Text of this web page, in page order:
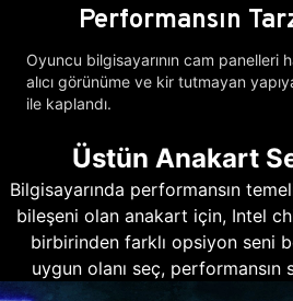
Performansın
Oyuncu bilgisayarının cam panelleri
alıcı görünüme ve kir tutmayan
ile kaplandı.
Üstün Anakart
Bilgisayarında performansın
bileşeni olan anakart için, Intel
birbirinden farklı opsiyon seni
uygun olanı seç, performansın